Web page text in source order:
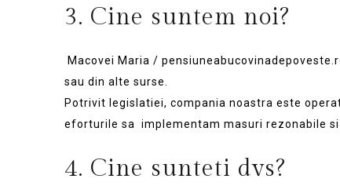
3. Cine suntem noi?
Macovei Maria /
sau din alte surse.
Potrivit legislatiei, compania noastra este
eforturile sa implementam masuri rezonabile
4. Cine sunteti dvs?